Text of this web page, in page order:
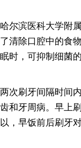
哈尔滨医科大学附
了清除口腔中的食
眠时，可抑制细菌
两次刷牙间隔时间
齿和牙周病。早上
以，早饭前后刷牙